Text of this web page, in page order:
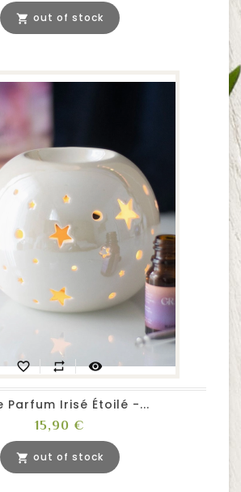
shopping_cart out of stock
favorite_border repeat visibility
Parfum Irisé Étoilé -...
Prix
15,90 €
shopping_cart out of stock